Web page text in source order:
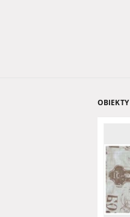
OBIEKTY